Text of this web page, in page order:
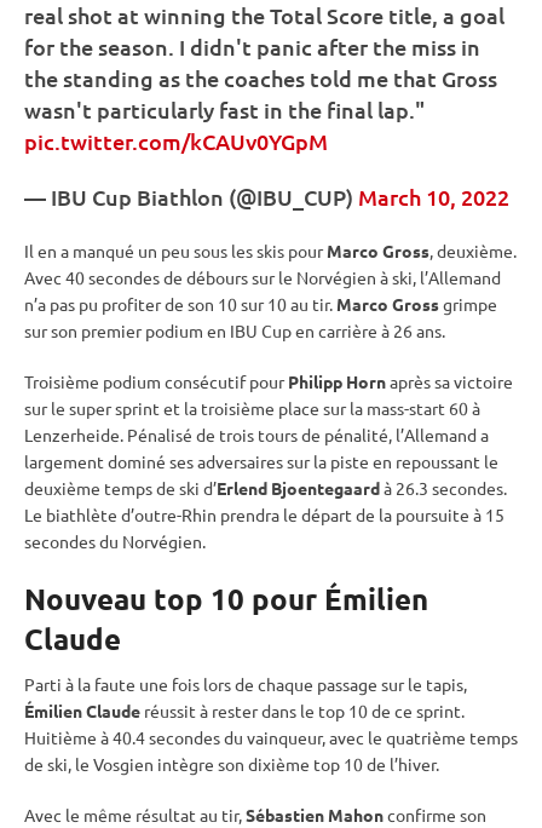
real shot at winning the Total Score title, a goal
for the season. I didn't panic after the miss in
the standing as the coaches told me that Gross
wasn't particularly fast in the final lap."
pic.twitter.com/kCAUv0YGpM
— IBU Cup Biathlon (@IBU_CUP) March 10, 2022
Il en a manqué un peu sous les skis pourMarco Gross, deuxième.
Avec 40 secondes de débours sur le Norvégien à ski, l’Allemand
n’a pas pu profiter de son 10 sur 10 au tir. Marco Grossgrimpe
sur son premier podium en IBU Cupen carrière à 26 ans.
Troisième podium consécutif pourPhilipp Hornaprès sa victoire
sur le supersprint et la troisième place sur la mass-start 60 à
Lenzerheide. Pénalisé de trois tours de pénalité, l’Allemand a
largement dominé ses adversaires sur la piste en repoussant le
deuxième temps de ski d’Erlend Bjoentegaardà 26.3 secondes.
Le biathlète d’outre-Rhin prendra le départ de la poursuite à 15
secondes du Norvégien.
Nouveau top 10 pour Émilien
Claude
Parti à la faute une fois lors de chaque passage sur le tapis,
Émilien Claude réussit à rester dans le top 10 de ce sprint.
Huitième à 40.4 secondes du vainqueur, avec le quatrième temps
de ski, le Vosgien intègre son dixième top 10 de l’hiver.
Avec le même résultat au tir,Sébastien Mahonconfirme son